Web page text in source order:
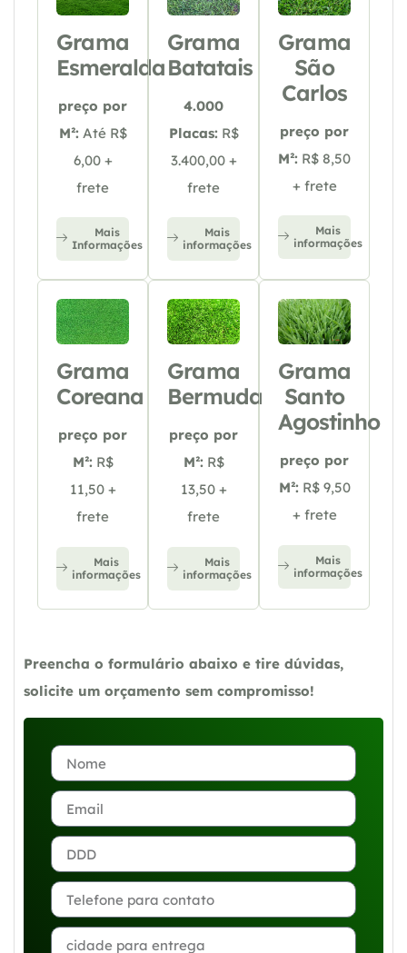
Grama
Esmeralda
preço por
M²: Até R$
6,00 +
frete
Mais
Informações
Grama
Batatais
4.000
Placas: R$
3.400,00 +
frete
Mais
informações
Grama
São
Carlos
preço por
M²: R$ 8,50
+ frete
Mais
informações
Grama
Coreana
preço por
M²: R$
11,50 +
frete
Mais
informações
Grama
Bermuda
preço por
M²: R$
13,50 +
frete
Mais
informações
Grama
Santo
Agostinho
preço por
M²: R$ 9,50
+ frete
Mais
informações
Preencha o formulário abaixo e tire dúvidas,
solicite um orçamento sem compromisso!